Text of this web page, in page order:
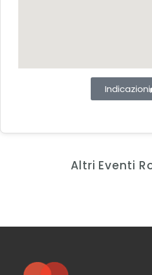
Indicazioni
Altri Eventi